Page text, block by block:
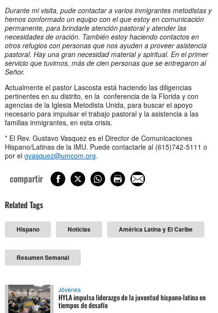
Durante mi visita, pude contactar a varios inmigrantes metodistas y
hemos conformado un equipo con el que estoy en comunicación
permanente, para brindarle atención pastoral y atender las
necesidades de oración. También estoy haciendo contactos en
otros refugios con personas que nos ayuden a proveer asistencia
pastoral. Hay una gran necesidad material y spiritual. En el primer
servicio que tuvimos, más de cien personas que se entregaron al
Señor.
Actualmente el pastor Lascosta está haciendo las diligencias
pertinentes en su distrito, en la conferencia de la Florida y con
agencias de la Iglesia Metodista Unida, para buscar el apoyo
necesario para impulsar el trabajo pastoral y la asistencia a las
familias inmigrantes, en esta crisis.
* El Rev. Gustavo Vasquez es el Director de Comunicaciones
Hispano/Latinas de la IMU. Puede contactarle al (615)742-5111 o
por el gvasquez@umcom.org.
compartir
Related Tags
Hispano Noticias América Latina y El Caribe
Resumen Semanal
Jóvenes
HYLA impulsa liderazgo de la juventud hispano-latina en
tiempos de desafío